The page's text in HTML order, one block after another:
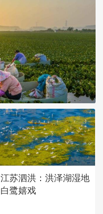
江苏泗洪：洪泽湖湿地
白鹭嬉戏